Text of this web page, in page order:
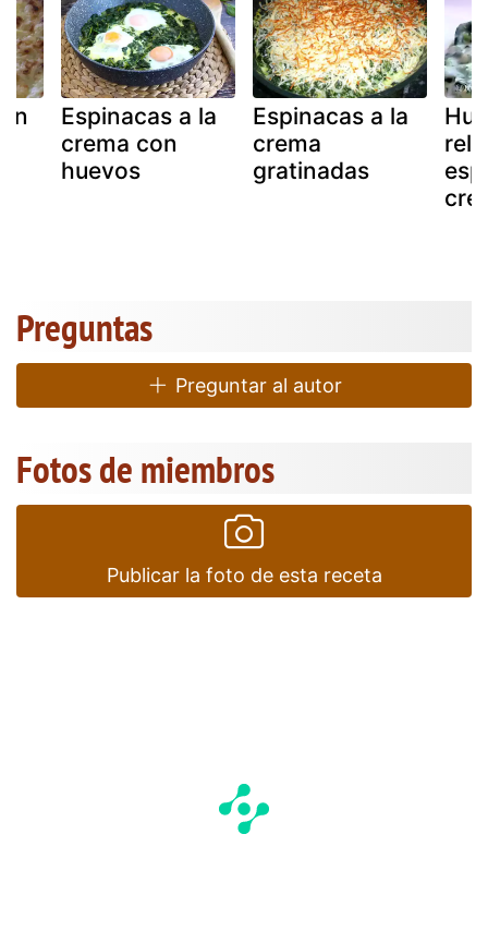
Espinacas a la
crema con
huevos
Espinacas a la
crema
gratinadas
Preguntas
Preguntar al autor
Fotos de miembros
Publicar la foto de esta receta